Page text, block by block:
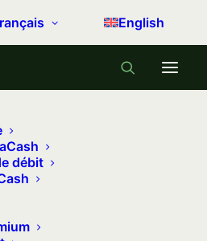
English
débit
"Payer autrement"
suivent les évolutions